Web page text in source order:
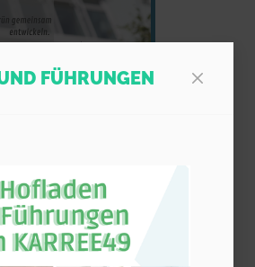
FÜHRUNGEN Pop-up